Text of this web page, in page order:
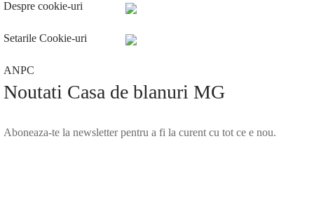
Despre cookie-uri
Setarile Cookie-uri
ANPC
Noutati Casa de blanuri MG
Aboneaza-te la newsletter pentru a fi la curent cu tot ce e nou.